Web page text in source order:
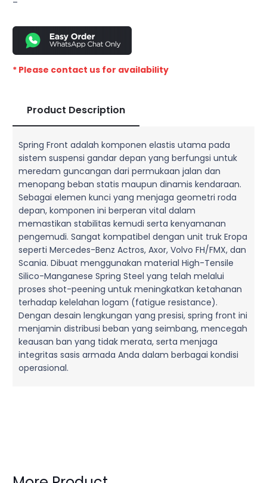
–
* Please contact us for availability
Product Description
Spring Front adalah komponen elastis utama pada
sistem suspensi gandar depan yang berfungsi untuk
meredam guncangan dari permukaan jalan dan
menopang beban statis maupun dinamis kendaraan.
Sebagai elemen kunci yang menjaga geometri roda
depan, komponen ini berperan vital dalam
memastikan stabilitas kemudi serta kenyamanan
pengemudi. Sangat kompatibel dengan unit truk Eropa
seperti Mercedes-Benz Actros, Axor, Volvo FH/FMX, dan
Scania. Dibuat menggunakan material High-Tensile
Silico-Manganese Spring Steel yang telah melalui
proses shot-peening untuk meningkatkan ketahanan
terhadap kelelahan logam (fatigue resistance).
Dengan desain lengkungan yang presisi, spring front ini
menjamin distribusi beban yang seimbang, mencegah
keausan ban yang tidak merata, serta menjaga
integritas sasis armada Anda dalam berbagai kondisi
operasional.